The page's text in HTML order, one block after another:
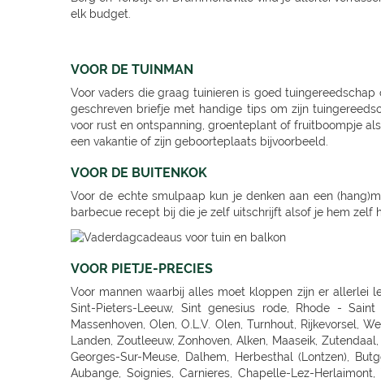
VOOR DE TUINMAN
Voor vaders die graag tuinieren is goed
geschreven briefje met handige tips om zijn
voor rust en ontspanning, groenteplant of fruitboompje
een vakantie of zijn geboorteplaats bijvoorbeeld.
VOOR DE BUITENKOK
Voor de echte smulpaap kun je denken aan een
barbecue recept bij die je zelf uitschrijft alsof je hem
VOOR PIETJE-PRECIES
Voor mannen waarbij alles moet kloppen zijn er allerlei leuke cadeaus te vinden in ons tuincentrum in Bierges, Chaumont Gistoux, Rosieres, Louvain-La-Neuve, Lillois-Witterzee, Sint-Pieters-Leeuw, Sint genesius rode, Rhode - Saint Genese, Liedekerke, Wemmel, Wolvertem, Wezembeek-Oppem, Zwijndrecht, Deurne, Ekeren (Antwerpen), Viersel, Massenhoven, Olen, O.L.V. Olen, Turnhout, Rijkevorsel, Weelde, Westmalle, Balen, Kontich, Kessel, Sint Katelijne Waver, Essen, Stabroek, Wuustwezel, Sint-Joris-Weert, Aarschot, Landen, Zoutleeuw, Zonhoven, Alken, Maaseik, Zutendaal, Tongeren, Sint-Truiden, Nieuwerkerken (Limb), Neerpelt, Lommel, Hamont-Achel, Hamont, Ham, Bree, Waremme, Saint-Georges-Sur-Meuse, Dalhem, Herbesthal (Lontzen), Butgenbach, Saint-Vith, Malmedy, Gembloux, Tamines, Naninne, Montignies Sur Sambre, Gozee, Beho Gouvy, Breuvanne, Aubange, Soignies, Carnieres, Chapelle-Lez-Herlaimont, Tournai, Barry (Tournai), Ath, Oostkamp, Sint-Andries, Sint-Andries Brugge, Gistel, Zwevegem, Wevelgem, Ruiselede, Ardooie, Lendelede, Dadizele, St Jan Ieper, Rekkem, Sint Niklaas, Beveren-Waas, Ninove, Meerbeke, BRAKEL, Zingem Huise, Deinze, Aalter, Lovendegem, Maldegem, Dresden - Gompitz, Dresden, SCHÖNFELD-WEIßIG, RADEBEUL, Radeberg, Ottendorf-Okrilla, MEISSEN, FREITAL, Bannewitz, PIRNA, KAMENZ, SENFTENBERG, LAUCHHAMMER, BAUTZEN, LÖBAU, EBERSBACH, ZITTAU, GÖRLITZ, Niesky, HOYERSWERDA, COTTBUS, SPREMBERG, FORST, LUBBENAU, Massen-Finsterwalde, Finsterwalde, LEIPZIG, Leipzig Plagwitz, LEIPZIG-ENGELSDORF, Erfurt-Schmira, MARKKLEEBERG, GRIMMA, DÖBELN, OSCHATZ, Bennewitz, TORGAU, HERZBERG, HALLE, HALLE-TROTHA, HALLE SILBERHÖHE, MERSEBURG, BERNBURG / SAALE, QUEDLINBURG, Naumburg, WEISSENFELS, GRAEFENHAINICHEN, Rosslau, LUTHERST. WITTENBERG, Jessen / Elster, SAALFELD, PÖßNECK, JENA, ZWICKAU, RODEWISCH, ZWONITZ, SCHWARZENBERG, GLAUCHAU, MEERANE, REICHENBACH, CHEMNITZ, RÖHRSDORF (CHEMNITZ), ANNABERG-BUCHHOLZ, MARIENBERG, FREIBERG, BERLIN-FRIEDRICHSHAIN, Berlin-Lichtenberg, Berlin, BERLIN-NEUKÖLLN, BERLIN-PANKOW, BERLIN-REINICKENDORF, Berlin-Dahlem, POTSDAM-BORNIM, POTSDAM, TELTOW, STAHNSDORF, DALLGOW-DÖBERITZ, RATHENOW, BRANDENBURG, Luckenwalde, FRANKFURT/ODER, SEELOW, STRAUSBERG, DAHLWITZ-HOPPEGARTEN, FUERSTENWALDE, WILDAU, Rangsdorf, EISENHUTTENSTADT, Schorfheide OT Finowfurt, BAD FREIENWALDE, SCHWEDT, BERNAU, BORGSDORF, Zehdenick, NEURUPPIN, NEUBRANDENBURG, Waren, Neustrelitz, Prenzlau, Pasewalk, Torgelow, GREIFSWALD, NEUENKIRCHEN, ROSTOCK-LUETTENKLEIN, ROSTOCK, BENTWISCH, Barth, SCHWERIN, Hagenow, Boizenburg, PARCHIM, Hamburg, HAMBURG-HARBURG, SEEVETAL (HITTFELD), BUCHHOLZ, Luneburg-Rettmer, Adendorf, WINSEN/LUHE, GEESTHACHT, GLINDE, BUXTEHUDE, STADE, OTTERNDORF, Gallin, BRAAK, HAMBURG-SASEL, NORDERSTEDT, SCHENEFELD, TANGSTEDT, LUBECK, Groß Grönau, Scharbeutz-Gronenberg, Eutin, MALENTE-KRUMMSEE, Neustadt/Holstein, Burg auf Fehmarn, BAD OLDESLOE, ALT-MOLLN, Ratzeburg, WISMAR, Gägelow, Hammoor, KIEL, GETTORF, HEIKENDORF, NEUMÜNSTER, HENSTEDT-ULZBURG, BORDESHOLM, NORTORF, HOHENWESTEDT, RENDSBURG, BÖKLUND, Handewitt, MEYN, ELMSHORN, UETERSEN, RELLINGEN, HALSTENBEK, Hasloh, HEIST, ITZEHOE, HEILIGENSTEDTEN, HEIDE, HUSUM, TONNING, GARDING, Niebüll, LECK, OLDENBURG, Bad Zwischenahn, Friesoythe, Wilhelmshaven, ESENS, HAGE, MARIENHAFE, AURICH, LEER, Rhauderfehn, SULLINGEN, Verden - Hönisch, KIRCHLINTELN-